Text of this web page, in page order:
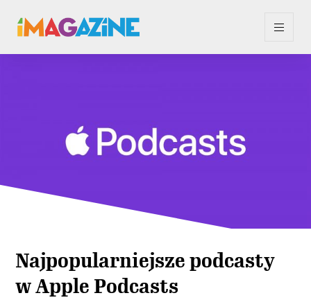
Najpopularniejsze podcasty
w Apple Podcasts